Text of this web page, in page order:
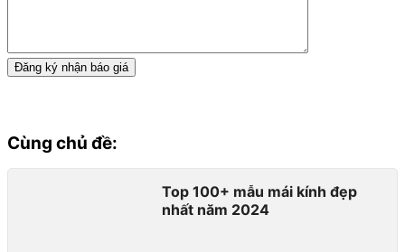
Cùng chủ đề:
Top 100+ mẫu mái kính đẹp
nhất năm 2024